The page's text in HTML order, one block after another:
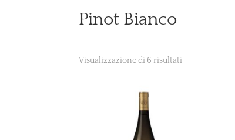
Pinot Bianco
Visualizzazione di 6 risultati